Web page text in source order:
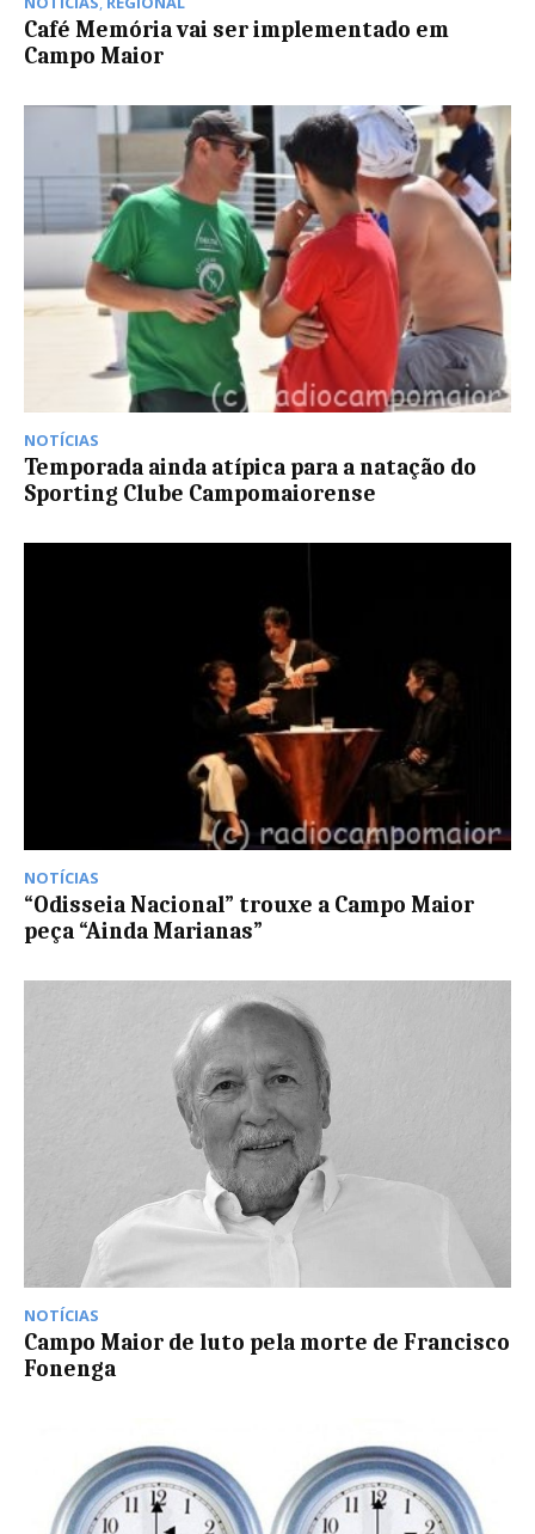
Café Memória vai ser implementado em
Campo Maior
NOTÍCIAS
Temporada ainda atípica para a natação do
Sporting Clube Campomaiorense
NOTÍCIAS
“Odisseia Nacional” trouxe a Campo Maior
peça “Ainda Marianas”
NOTÍCIAS
Campo Maior de luto pela morte de Francisco
Fonenga